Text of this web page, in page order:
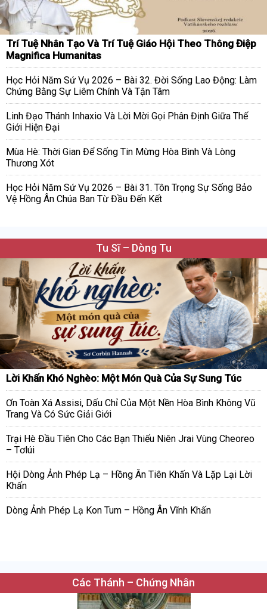
Trí Tuệ Nhân Tạo Và Trí Tuệ Giáo Hội Theo Thông Điệp
Magnifica Humanitas
Học Hỏi Năm Sứ Vụ 2026 – Bài 32. Đời Sống Lao Động: Làm
Chứng Bằng Sự Liêm Chính Và Tận Tâm
Linh Đạo Thánh Inhaxio Và Lời Mời Gọi Phân Định Giữa Thế
Giới Hiện Đại
Mùa Hè: Thời Gian Để Sống Tin Mừng Hòa Bình Và Lòng
Thương Xót
Học Hỏi Năm Sứ Vụ 2026 – Bài 31. Tôn Trọng Sự Sống Bảo
Vệ Hồng Ân Chúa Ban Từ Đầu Đến Kết
Tu Sĩ – Dòng Tu
Lời Khấn Khó Nghèo: Một Món Quà Của Sự Sung Túc
Ơn Toàn Xá Assisi, Dấu Chỉ Của Một Nền Hòa Bình Không Vũ
Trang Và Có Sức Giải Giới
Trại Hè Đầu Tiên Cho Các Bạn Thiếu Niên Jrai Vùng Cheoreo
– Tơlúi
Hội Dòng Ảnh Phép Lạ – Hồng Ân Tiên Khấn Và Lặp Lại Lời
Khấn
Dòng Ảnh Phép Lạ Kon Tum – Hồng Ân Vĩnh Khấn
Các Thánh – Chứng Nhân